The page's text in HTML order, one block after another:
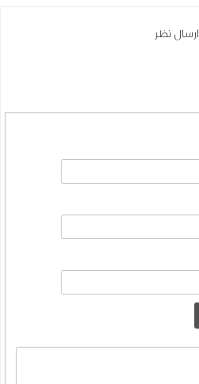
ارسال نظر